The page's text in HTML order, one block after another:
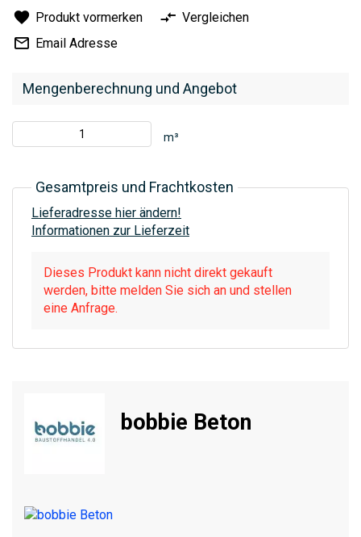
Mengenberechnung und Angebot
m³
Gesamtpreis und Frachtkosten
Lieferadresse hier ändern!
Informationen zur Lieferzeit
Dieses Produkt kann nicht direkt gekauft
werden, bitte melden Sie sich an und stellen
eine Anfrage.
bobbie Beton
Produkt vormerken
Vergleichen
Email Adresse